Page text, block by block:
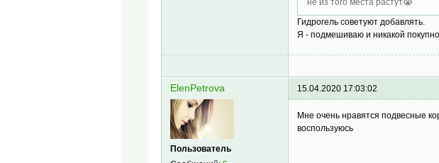
не из того места растут😭
Гидрогель советуют добавлять.
Я - подмешиваю и никакой
ElenPetrova
Пользователь
15.04.2020 17:03:02
Мне очень нравятся подвесные
воспользуюсь